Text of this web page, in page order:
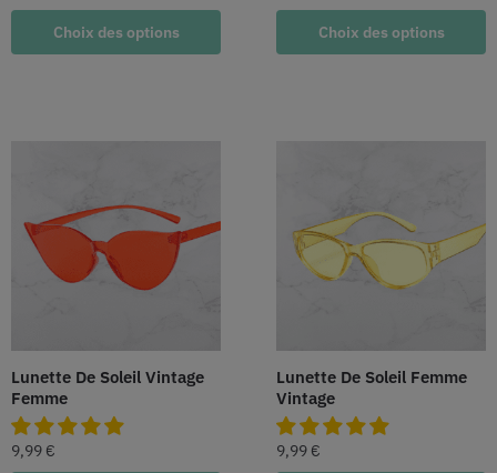
Choix des options Choix des options
Lunette De Soleil Vintage
Femme
9,99 €
Lunette De Soleil Femme
Vintage
9,99 €